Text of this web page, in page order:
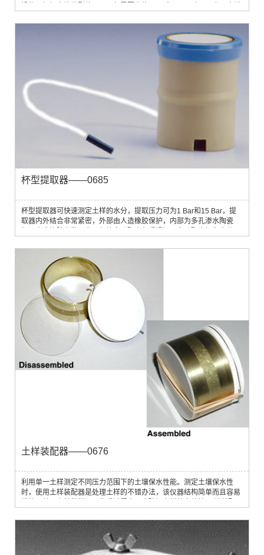
杯型提取器——0685
杯型提取器可快速测定土样的水分，提取压力可为1 Bar和15 Bar，提
取器内外结合非常紧密，外部由人造橡胶保护，内部为多孔渗水陶瓷
的出口。陶瓷杯巨大的接触面积效果非常理想，即使是大量土样也能快
速达到平衡，在大多数情况下能将等待时间减少10倍或者更多。
土样装配器——0676
利用单一土样测定不同压力范围下的土壤保水性能。测定土壤保水性
时，使用土样装配器是处理土样的不错办法，该仪器结构简单而且容易
土样。